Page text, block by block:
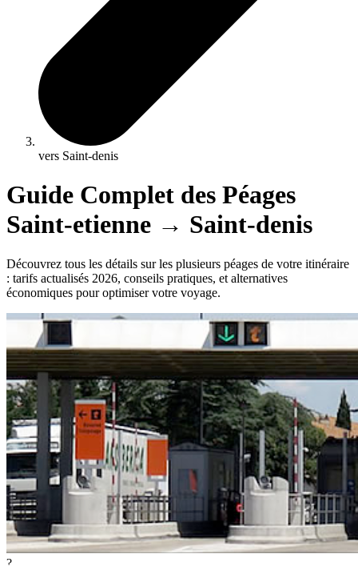
vers Saint-denis
Guide Complet des Péages
Saint-etienne → Saint-denis
Découvrez tous les détails sur les plusieurs péages de votre itinéraire
: tarifs actualisés 2026, conseils pratiques, et alternatives
économiques pour optimiser votre voyage.
?